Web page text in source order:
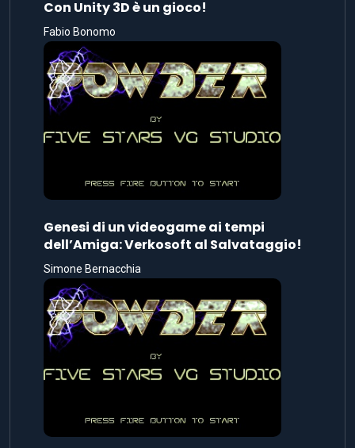
Con Unity 3D è un gioco!
Fabio Bonomo
Genesi di un videogame ai tempi
dell’Amiga: Verkosoft al Salvataggio!
Simone Bernacchia